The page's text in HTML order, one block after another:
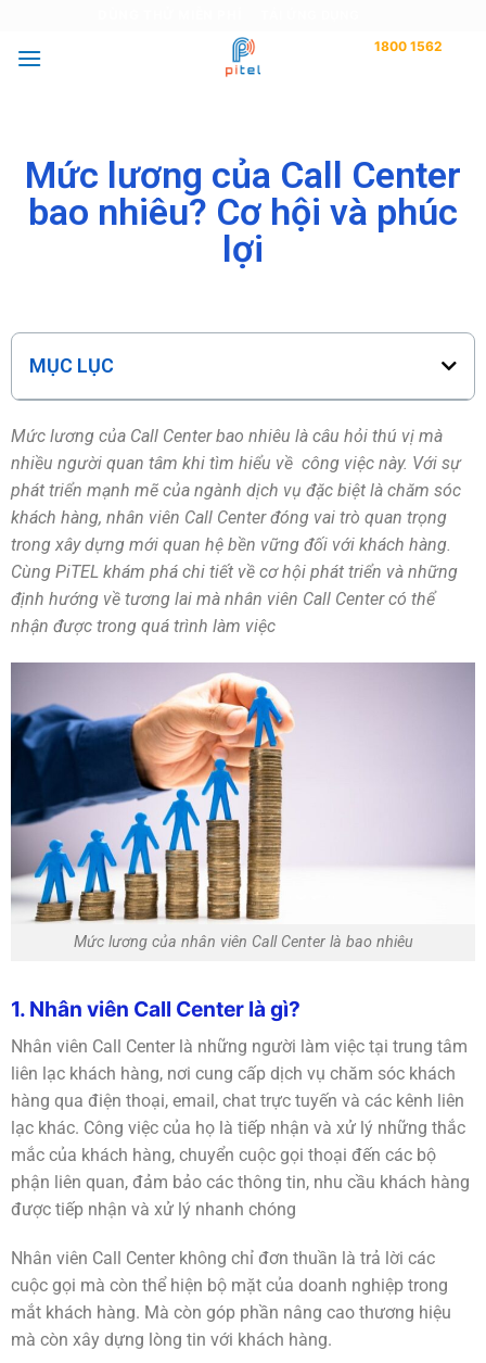
1800 1562
Mức lương của Call Center
bao nhiêu? Cơ hội và phúc
lợi
MỤC LỤC
Mức lương của Call Center bao nhiêu là câu hỏi thú vị mà
nhiều người quan tâm khi tìm hiểu về công việc này. Với sự
phát triển mạnh mẽ của ngành dịch vụ đặc biệt là chăm sóc
khách hàng, nhân viên Call Center đóng vai trò quan trọng
trong xây dựng mới quan hệ bền vững đối với khách hàng.
Cùng PiTEL khám phá chi tiết về cơ hội phát triển và những
định hướng về tương lai mà nhân viên Call Center có thể
nhận được trong quá trình làm việc
Mức lương của nhân viên Call Center là bao nhiêu
1. Nhân viên Call Center là gì?
Nhân viên Call Center là những người làm việc tại trung tâm
liên lạc khách hàng, nơi cung cấp dịch vụ chăm sóc khách
hàng qua điện thoại, email, chat trực tuyến và các kênh liên
lạc khác. Công việc của họ là tiếp nhận và xử lý những thắc
mắc của khách hàng, chuyển cuộc gọi thoại đến các bộ
phận liên quan, đảm bảo các thông tin, nhu cầu khách hàng
được tiếp nhận và xử lý nhanh chóng
Nhân viên Call Center không chỉ đơn thuần là trả lời các
cuộc gọi mà còn thể hiện bộ mặt của doanh nghiệp trong
mắt khách hàng. Mà còn góp phần nâng cao thương hiệu
mà còn xây dựng lòng tin với khách hàng.